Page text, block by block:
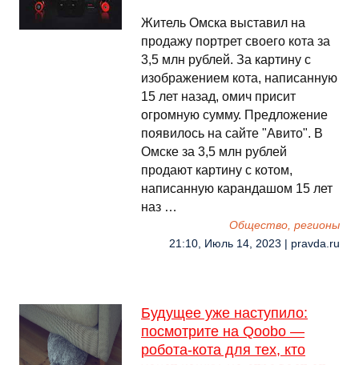
Житель Омска выставил на
продажу портрет своего кота за
3,5 млн рублей. За картину с
изображением кота, написанную
15 лет назад, омич присит
огромную сумму. Предложение
появилось на сайте "Авито". В
Омске за 3,5 млн рублей
продают картину с котом,
написанную карандашом 15 лет
наз …
Общество, регионы
21:10, Июль 14, 2023 | pravda.ru
Будущее уже наступило:
посмотрите на Qoobo —
робота-кота для тех, кто